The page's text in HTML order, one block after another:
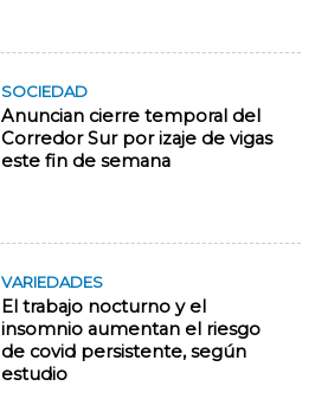
SOCIEDAD
Anuncian cierre temporal del
Corredor Sur por izaje de vigas
este fin de semana
VARIEDADES
El trabajo nocturno y el
insomnio aumentan el riesgo
de covid persistente, según
estudio